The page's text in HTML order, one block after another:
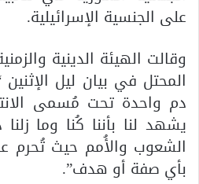
على الجنسية الإسرائيلية.
وقالت الهيئة الدينية
المحتل في بيان ليل
دم واحدة تحت مُسمى
يشهد لنا بأننا كُنا وما
الشعوب والأُمم حيث تُحرم
بأي صفة أو هدف”.